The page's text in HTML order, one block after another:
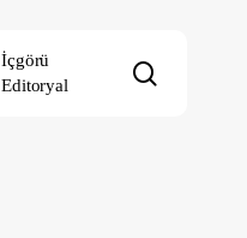
İçgörü
Editoryal